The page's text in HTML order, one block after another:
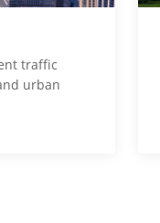
traffic
urban